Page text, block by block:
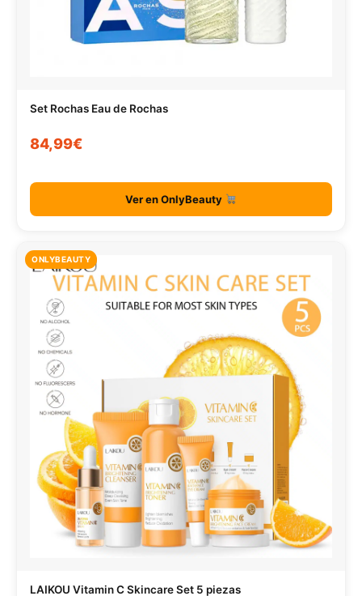
Set Rochas Eau de Rochas
84,99€
Ver en OnlyBeauty
ONLYBEAUTY
LAIKOU Vitamin C Skincare Set 5 piezas